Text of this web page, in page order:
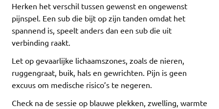
Herken het verschil tussen gewenst en ongewenst
pijnspel. Een sub die bijt op zijn tanden omdat het
spannend is, speelt anders dan een sub die uit
verbinding raakt.
Let op gevaarlijke lichaamszones, zoals de nieren,
ruggengraat, buik, hals en gewrichten. Pijn is geen
excuus om medische risico’s te negeren.
Check na de sessie op blauwe plekken, zwelling, warmte